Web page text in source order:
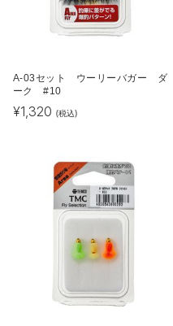
A-03セット ウーリーバガー ダ
ーク #10
¥1,320 (税込)